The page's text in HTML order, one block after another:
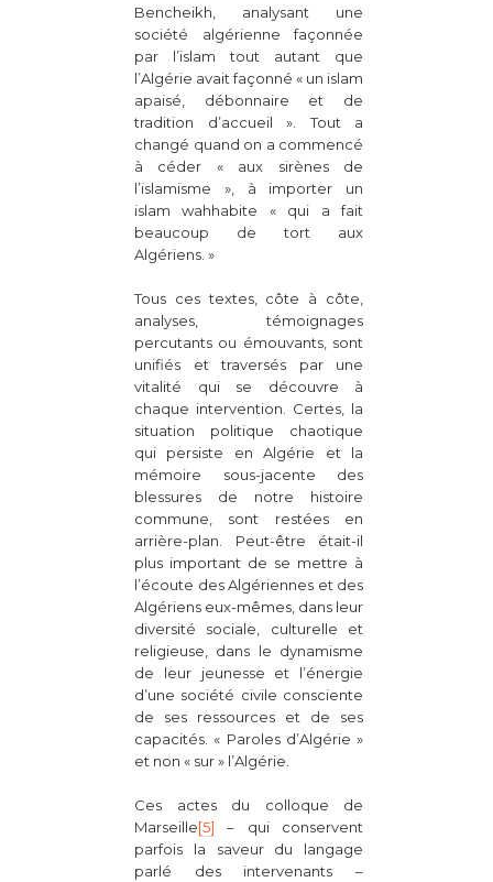
Bencheikh, analysant une
société algérienne façonnée
par l’islam tout autant que
l’Algérie avait façonné « un islam
apaisé, débonnaire et de
tradition d’accueil ». Tout a
changé quand on a commencé
à céder « aux sirènes de
l’islamisme », à importer un
islam wahhabite « qui a fait
beaucoup de tort aux
Algériens. »
Tous ces textes, côte à côte,
analyses, témoignages
percutants ou émouvants, sont
unifiés et traversés par une
vitalité qui se découvre à
chaque intervention. Certes, la
situation politique chaotique
qui persiste en Algérie et la
mémoire sous-jacente des
blessures de notre histoire
commune, sont restées en
arrière-plan. Peut-être était-il
plus important de se mettre à
l’écoute des Algériennes et des
Algériens eux-mêmes, dans leur
diversité sociale, culturelle et
religieuse, dans le dynamisme
de leur jeunesse et l’énergie
d’une société civile consciente
de ses ressources et de ses
capacités. « Paroles d’Algérie »
et non « sur » l’Algérie.
Ces actes du colloque de
Marseille[5] – qui conservent
parfois la saveur du langage
parlé des intervenants –